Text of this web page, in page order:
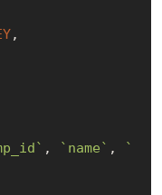
,
, `name` ,
`